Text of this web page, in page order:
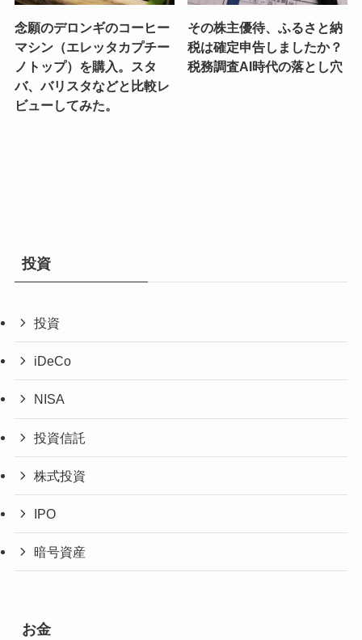
念願のデロンギのコーヒー
マシン（エレッタカプチー
ノトップ）を購入。スタ
バ、バリスタなどと比較レ
ビューしてみた。
その株主優待、ふるさと納
税は確定申告しましたか？
税務調査AI時代の落とし穴
投資
投資
iDeCo
NISA
投資信託
株式投資
IPO
暗号資産
お金